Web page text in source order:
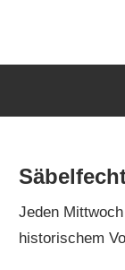
content
|
Martial
Arts
Jeden
historischem